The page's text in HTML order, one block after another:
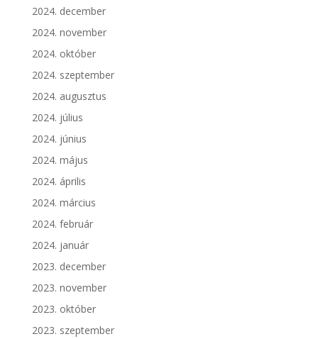
2024. december
2024. november
2024. október
2024. szeptember
2024. augusztus
2024. július
2024. június
2024. május
2024. április
2024. március
2024. február
2024. január
2023. december
2023. november
2023. október
2023. szeptember